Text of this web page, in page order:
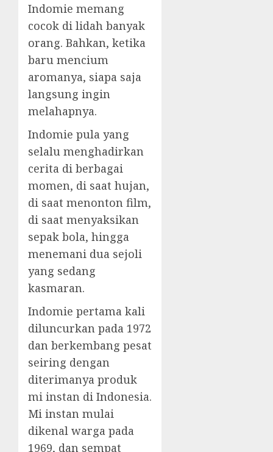
Indomie memang
cocok di lidah banyak
orang. Bahkan, ketika
baru mencium
aromanya, siapa saja
langsung ingin
melahapnya.
Indomie pula yang
selalu menghadirkan
cerita di berbagai
momen, di saat hujan,
di saat menonton film,
di saat menyaksikan
sepak bola, hingga
menemani dua sejoli
yang sedang
kasmaran.
Indomie pertama kali
diluncurkan pada 1972
dan berkembang pesat
seiring dengan
diterimanya produk
mi instan di Indonesia.
Mi instan mulai
dikenal warga pada
1969, dan sempat